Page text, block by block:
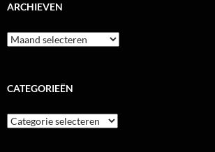
ARCHIEVEN
Archieven
CATEGORIEËN
Categorieën